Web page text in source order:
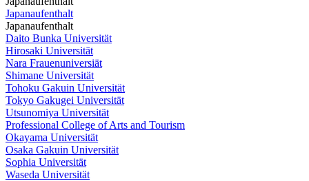
Japanaufenthalt
Japanaufenthalt
Daito Bunka Universität
Hirosaki Universität
Nara Frauenuniversiät
Shimane Universität
Tohoku Gakuin Universität
Tokyo Gakugei Universität
Utsunomiya Universität
Professional College of Arts and Tourism
Okayama Universität
Osaka Gakuin Universität
Sophia Universität
Waseda Universität